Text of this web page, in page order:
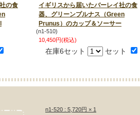
の食
イギリスから届いたバーレイ社の食
器、グリーンプルナス（Green
Prunus）のカップ＆ソーサー
(n1-510)
10,450円(税込)
在庫6セット セット
n1-520 : 5,720円 × 1